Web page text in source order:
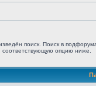
поиск. Поиск в
соответствующую опцию ниже.